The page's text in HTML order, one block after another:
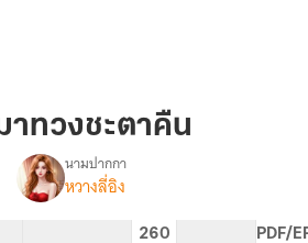
าทวงชะตาคืน
นามปากกา
หวางลี่อิง
260 PDF/